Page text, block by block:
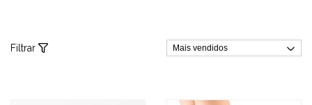
Filtrar